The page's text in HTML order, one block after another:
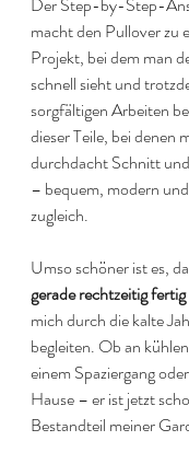
macht den Pullover zu
Projekt, bei dem man
schnell sieht und
sorgfältigen Arbeiten
dieser Teile, bei denen
durchdacht Schnitt
– bequem, modern
zugleich.
Umso schöner ist es,
gerade rechtzeitig
mich durch die kalte
begleiten. Ob an
einem Spaziergang
Hause – er ist jetzt
Bestandteil meiner